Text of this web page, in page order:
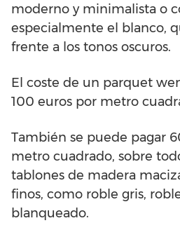
moderno y minimalista o
especialmente el blanco,
frente a los tonos oscuros.
El coste de un parquet
100 euros por metro
También se puede pagar
metro cuadrado, sobre
tablones de madera
finos, como roble gris,
blanqueado.